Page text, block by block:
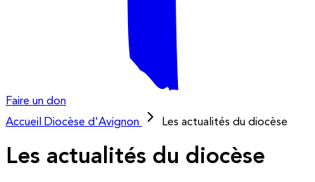
Faire un don
Accueil
Diocèse d'Avignon Les actualités du diocèse
Les actualités du diocèse